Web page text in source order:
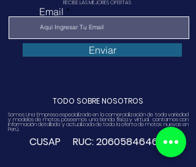
RECIBE LAS MEJORES OFERTAS
Email
Enviar
TODO SOBRE NOSOTROS
Somos Una Empresa especializado en la comercialización de toda variedad
y modelos de motos, poseemos una tienda física y virtual. contamos con
información detallada y actualizada de toda la oferta de motos nuevas en
Perú.
CUSAP RUC:20605846468